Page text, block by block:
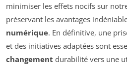
minimiser les effets nocifs sur
préservant les avantages
numérique. En définitive, une
et des initiatives adaptées sont
changement durabilité vers une